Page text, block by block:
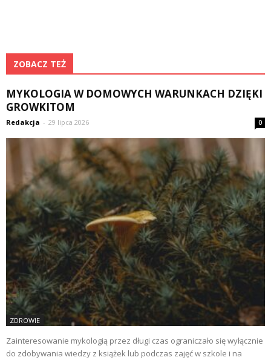
ZOBACZ TEŻ
MYKOLOGIA W DOMOWYCH WARUNKACH DZIĘKI
GROWKITOM
Redakcja - 29 lipca 2026 0
ZDROWIE
Zainteresowanie mykologią przez długi czas ograniczało się wyłącznie
do zdobywania wiedzy z książek lub podczas zajęć w szkole i na